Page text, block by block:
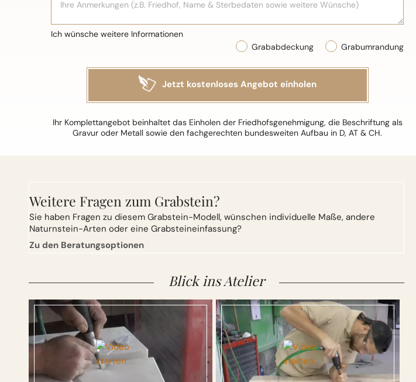
Grabumrandung
Grababdeckung
Ihr Komplettangebot beinhaltet das Einholen der Friedhofsgenehmigung, die Beschriftung als
Gravur oder Metall sowie den fachgerechten bundesweiten Aufbau in D, AT & CH.
Weitere Fragen zum Grabstein?
Sie haben Fragen zu diesem Grabstein-Modell, wünschen individuelle Maße, andere
Naturnstein-Arten oder eine Grabsteineinfassung?
Zu den Beratungsoptionen
Blick ins Atelier